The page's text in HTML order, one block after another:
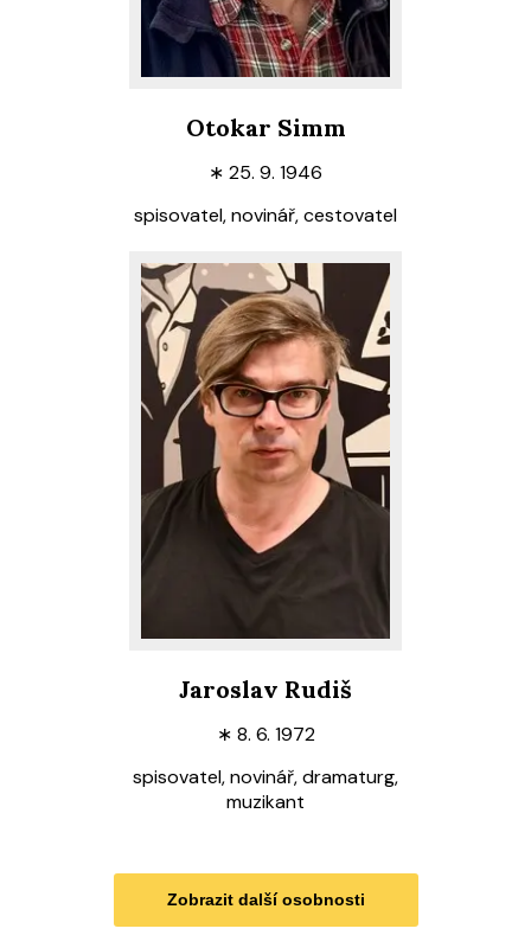
Otokar Simm
∗ 25. 9. 1946
spisovatel, novinář, cestovatel
Jaroslav Rudiš
∗ 8. 6. 1972
spisovatel, novinář, dramaturg,
muzikant
Zobrazit další osobnosti